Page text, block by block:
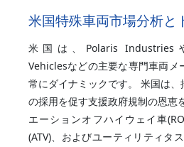
米国特殊車両市場分析と
米国は、Polaris Industries
Vehiclesなどの主要な専門車両メ
常にダイナミックです。 米国は
の採用を促す支援政府規制の恩恵
エーションオフハイウェイ車
(ATV)、およびユーティリティタ